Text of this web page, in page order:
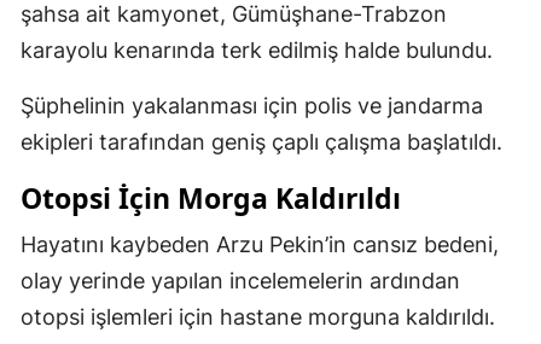
şahsa ait kamyonet, Gümüşhane-Trabzon
karayolu kenarında terk edilmiş halde bulundu.
Şüphelinin yakalanması için polis ve jandarma
ekipleri tarafından geniş çaplı çalışma başlatıldı.
Otopsi İçin Morga Kaldırıldı
Hayatını kaybeden Arzu Pekin’in cansız bedeni,
olay yerinde yapılan incelemelerin ardından
otopsi işlemleri için hastane morguna kaldırıldı.